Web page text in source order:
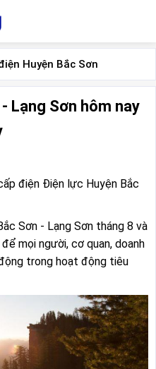
Huyện Bắc Sơn
Lạng Sơn hôm nay
điện Điện lực Huyện Bắc
Sơn - Lạng Sơn tháng 8 và
mọi người, cơ quan, doanh
trong hoạt động tiêu